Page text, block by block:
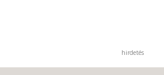
hirdetés